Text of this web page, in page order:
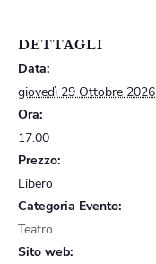
DETTAGLI
Data:
giovedì 29 Ottobre 2026
Ora:
17:00
Prezzo:
Libero
Categoria Evento:
Teatro
Sito web: